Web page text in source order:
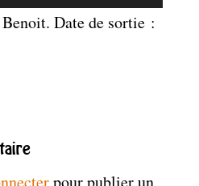
Date de sortie :
pour publier un